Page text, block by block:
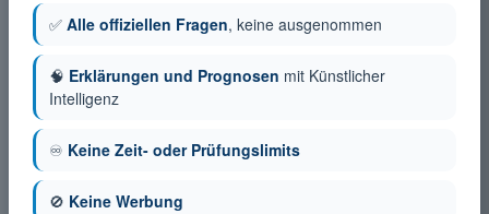
✅ Alle offiziellen Fragen, keine ausgenommen
🧠 Erklärungen und Prognosen mit Künstlicher
Intelligenz
♾️ Keine Zeit- oder Prüfungslimits
🚫 Keine Werbung